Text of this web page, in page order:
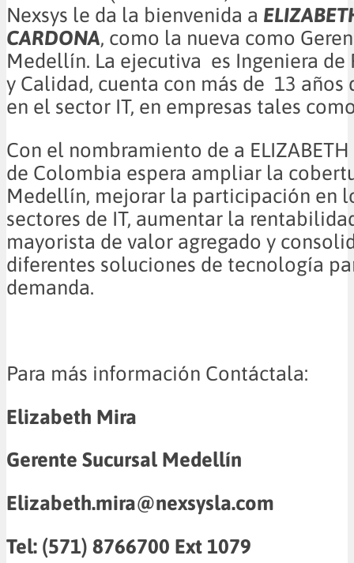
Nexsys le da la bienvenida a
CARDONA, como la nueva como
Medellín. La ejecutiva es Ingeniera de
y Calidad, cuenta con más de 13 años
en el sector IT, en empresas tales
Con el nombramiento de a ELIZABETH
de Colombia espera ampliar la
Medellín, mejorar la participación en
sectores de IT, aumentar la
mayorista de valor agregado y
diferentes soluciones de tecnología
demanda.
Para más información Contáctala:
Elizabeth Mira
Gerente Sucursal Medellín
Elizabeth.mira@nexsysla.com
Tel: (571) 8766700 Ext 1079